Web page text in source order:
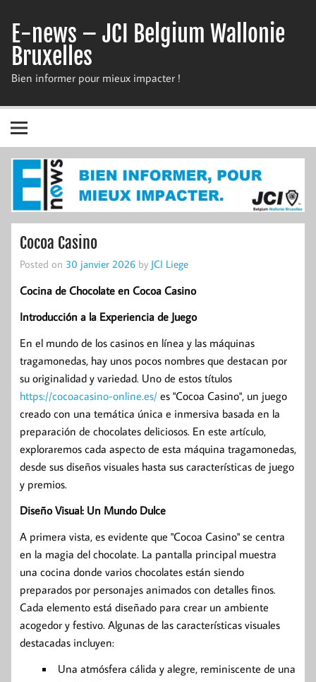
content
E-news – JCI Belgium Wallonie
Bruxelles
Bien informer pour mieux impacter !
Cocoa Casino
Posted on 30 janvier 2026 by JCI Liege
Cocina de Chocolate en Cocoa Casino
Introducción a la Experiencia de Juego
En el mundo de los casinos en línea y las máquinas
tragamonedas, hay unos pocos nombres que destacan por
su originalidad y variedad. Uno de estos títulos
https://cocoacasino-online.es/ es "Cocoa Casino", un juego
creado con una temática única e inmersiva basada en la
preparación de chocolates deliciosos. En este artículo,
exploraremos cada aspecto de esta máquina tragamonedas,
desde sus diseños visuales hasta sus características de juego
y premios.
Diseño Visual: Un Mundo Dulce
A primera vista, es evidente que "Cocoa Casino" se centra
en la magia del chocolate. La pantalla principal muestra
una cocina donde varios chocolates están siendo
preparados por personajes animados con detalles finos.
Cada elemento está diseñado para crear un ambiente
acogedor y festivo. Algunas de las características visuales
destacadas incluyen:
Una atmósfera cálida y alegre, reminiscente de una